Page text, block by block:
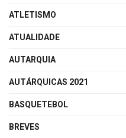
ATLETISMO
ATUALIDADE
AUTARQUIA
AUTÁRQUICAS 2021
BASQUETEBOL
BREVES